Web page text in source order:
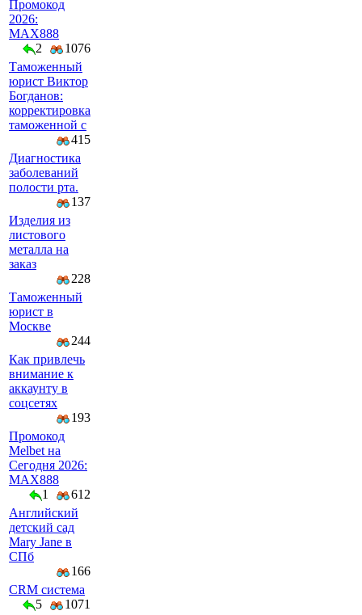
Промокод
2026:
MAX888
2
1076
Таможенный
юрист Виктор
Богданов:
корректировка
таможенной с
415
Диагностика
заболеваний
полости рта.
137
Изделия из
листового
металла на
заказ
228
Таможенный
юрист в
Москве
244
Как привлечь
внимание к
аккаунту в
соцсетях
193
Промокод
Melbet на
Сегодня 2026:
MAX888
1
612
Английский
детский сад
Mary Jane в
СПб
166
CRM система
5
1071